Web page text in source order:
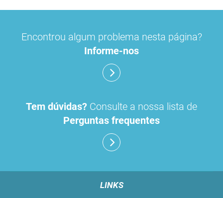
Encontrou algum problema nesta página?
Informe-nos
Tem dúvidas? Consulte a nossa lista de
Perguntas frequentes
LINKS